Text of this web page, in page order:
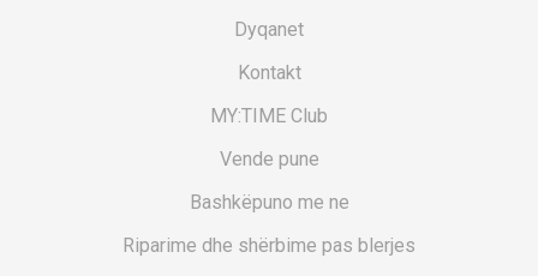
Dyqanet
Kontakt
MY:TIME Club
Vende pune
Bashkëpuno me ne
Riparime dhe shërbime pas blerjes